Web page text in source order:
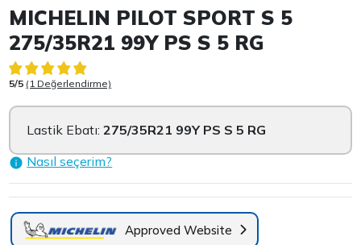
Item 1 of 3
MICHELIN PILOT SPORT S 5
275/35R21 99Y PS S 5 RG
5/5 (1 Değerlendirme)
Lastik Ebatı:275/35R21 99Y PS S 5 RG
Nasıl seçerim?
Approved Website